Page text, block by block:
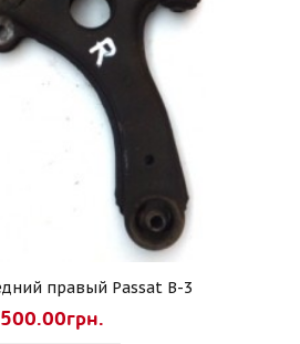
правый Passat B-3
500.00грн.